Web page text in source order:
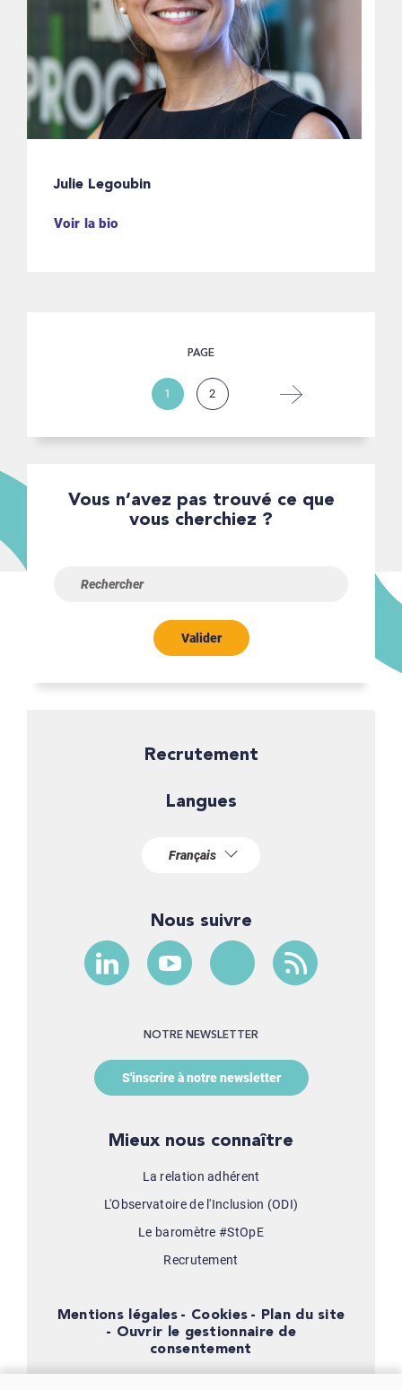
Julie Legoubin
Voir la bio
PAGE
1 2
Vous n’avez pas trouvé ce que
vous cherchiez ?
Valider
Recrutement
Langues
Nous suivre
NOTRE NEWSLETTER
S'inscrire à notre newsletter
Mieux nous connaître
La relation adhérent
L'Observatoire de l'Inclusion (ODI)
Le baromètre #StOpE
Recrutement
Mentions légales Cookies
Plan du site
Ouvrir le gestionnaire de
consentement